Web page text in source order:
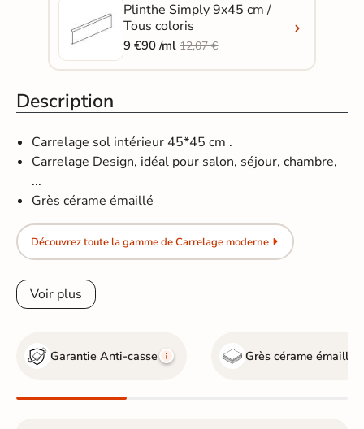
Plinthe Simply 9x45 cm /
Tous coloris
9 €90 /ml12,07 €
Description
Carrelage sol intérieur 45*45 cm .
Carrelage Design, idéal pour salon, séjour, chambre,
...
Grès cérame émaillé
Découvrez toute la gamme de Carrelage moderne
Voir plus
Garantie Anti-casse Grès cérame émaillé